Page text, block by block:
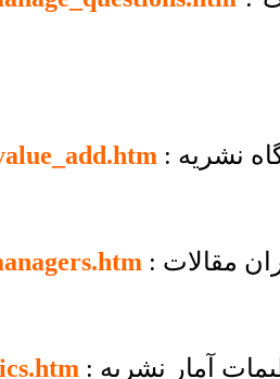
نشریه
مقالات
آمار نشریه